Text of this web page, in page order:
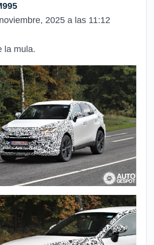
2025 a las 11:12
la mula.